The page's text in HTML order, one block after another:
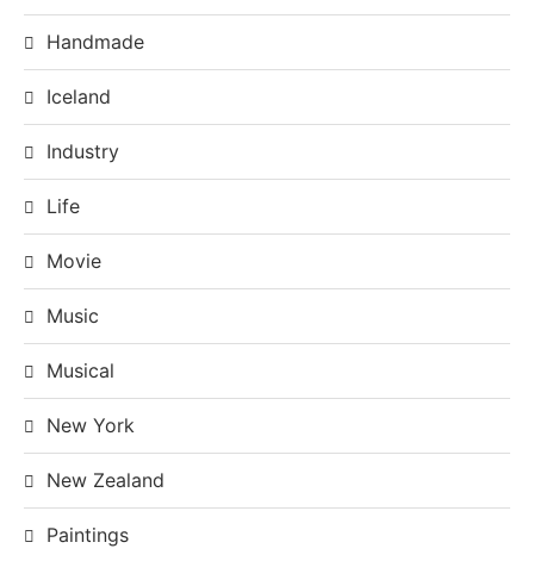
Handmade
Iceland
Industry
Life
Movie
Music
Musical
New York
New Zealand
Paintings